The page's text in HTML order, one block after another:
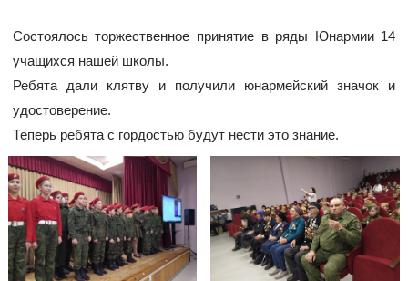
Состоялось торжественное принятие в ряды Юнармии 14
учащихся нашей школы.
Ребята дали клятву и получили юнармейский значок и
удостоверение.
Теперь ребята с гордостью будут нести это знание.